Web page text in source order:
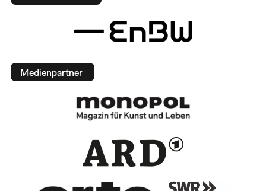
Medienpartner